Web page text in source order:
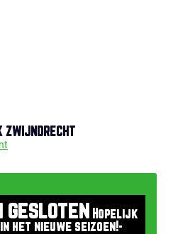
ZWIJNDRECHT
gesloten Hopelijk
het nieuwe seizoen!-